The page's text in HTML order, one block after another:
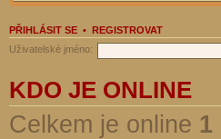
PŘIHLÁSIT SE • REGISTROVAT
Uživatelské jméno:
KDO JE ONLINE
Celkem je online 1